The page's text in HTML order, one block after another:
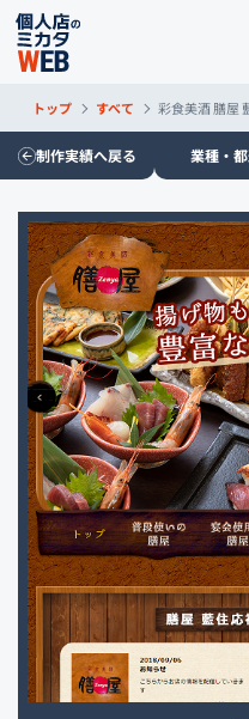
トップ すべて 彩食美酒 膳屋
制作実績へ戻る 業種・